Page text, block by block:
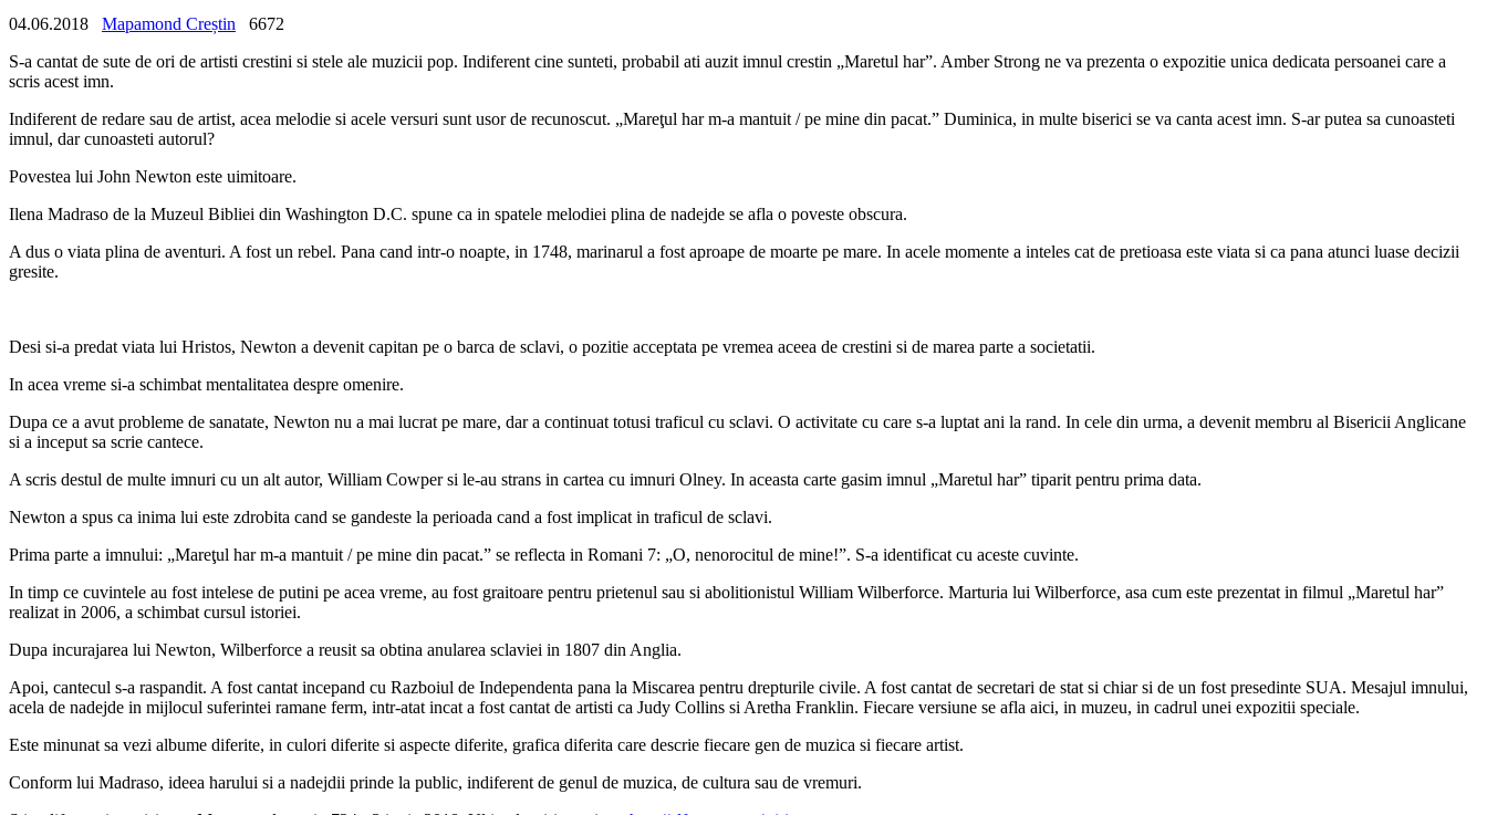
04.06.2018 Mapamond Creștin
6672
S-a cantat de sute de ori de artisti crestini si stele ale muzicii pop. Indiferent cine sunteti, probabil ati auzit imnul crestin „Maretul har”. Amber Strong ne va prezenta o expozitie unica dedicata persoanei care a
scris acest imn.
Indiferent de redare sau de artist, acea melodie si acele versuri sunt usor de recunoscut. „Mareţul har m-a mantuit / pe mine din pacat.” Duminica, in multe biserici se va canta acest imn. S-ar putea sa cunoasteti
imnul, dar cunoasteti autorul?
Povestea lui John Newton este uimitoare.
Ilena Madraso de la Muzeul Bibliei din Washington D.C. spune ca in spatele melodiei plina de nadejde se afla o poveste obscura.
A dus o viata plina de aventuri. A fost un rebel. Pana cand intr-o noapte, in 1748, marinarul a fost aproape de moarte pe mare. In acele momente a inteles cat de pretioasa este viata si ca pana atunci luase decizii
gresite.
Desi si-a predat viata lui Hristos, Newton a devenit capitan pe o barca de sclavi, o pozitie acceptata pe vremea aceea de crestini si de marea parte a societatii.
In acea vreme si-a schimbat mentalitatea despre omenire.
Dupa ce a avut probleme de sanatate, Newton nu a mai lucrat pe mare, dar a continuat totusi traficul cu sclavi. O activitate cu care s-a luptat ani la rand. In cele din urma, a devenit membru al Bisericii Anglicane
si a inceput sa scrie cantece.
A scris destul de multe imnuri cu un alt autor, William Cowper si le-au strans in cartea cu imnuri Olney. In aceasta carte gasim imnul „Maretul har” tiparit pentru prima data.
Newton a spus ca inima lui este zdrobita cand se gandeste la perioada cand a fost implicat in traficul de sclavi.
Prima parte a imnului: „Mareţul har m-a mantuit / pe mine din pacat.” se reflecta in Romani 7: „O, nenorocitul de mine!”. S-a identificat cu aceste cuvinte.
In timp ce cuvintele au fost intelese de putini pe acea vreme, au fost graitoare pentru prietenul sau si abolitionistul William Wilberforce. Marturia lui Wilberforce, asa cum este prezentat in filmul „Maretul har”
realizat in 2006, a schimbat cursul istoriei.
Dupa incurajarea lui Newton, Wilberforce a reusit sa obtina anularea sclaviei in 1807 din Anglia.
Apoi, cantecul s-a raspandit. A fost cantat incepand cu Razboiul de Independenta pana la Miscarea pentru drepturile civile. A fost cantat de secretari de stat si chiar si de un fost presedinte SUA. Mesajul imnului,
acela de nadejde in mijlocul suferintei ramane ferm, intr-atat incat a fost cantat de artisti ca Judy Collins si Aretha Franklin. Fiecare versiune se afla aici, in muzeu, in cadrul unei expozitii speciale.
Este minunat sa vezi albume diferite, in culori diferite si aspecte diferite, grafica diferita care descrie fiecare gen de muzica si fiecare artist.
Conform lui Madraso, ideea harului si a nadejdii prinde la public, indiferent de genul de muzica, de cultura sau de vremuri.